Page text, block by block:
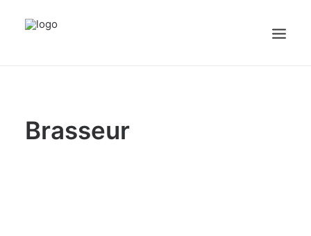
Emplois
sex videos
girl maid.free porn
Brasseur